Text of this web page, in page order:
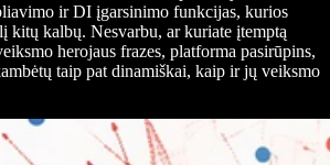
ir DI įgarsinimo funkcijas, kurios
kitų kalbų. Nesvarbu, ar kuriate įtemptą
herojaus frazes, platforma pasirūpins,
taip pat dinamiškai, kaip ir jų veiksmo